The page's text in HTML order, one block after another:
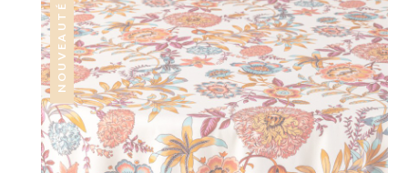
NOUVEAUTÉ